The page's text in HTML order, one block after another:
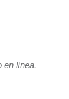
en línea.